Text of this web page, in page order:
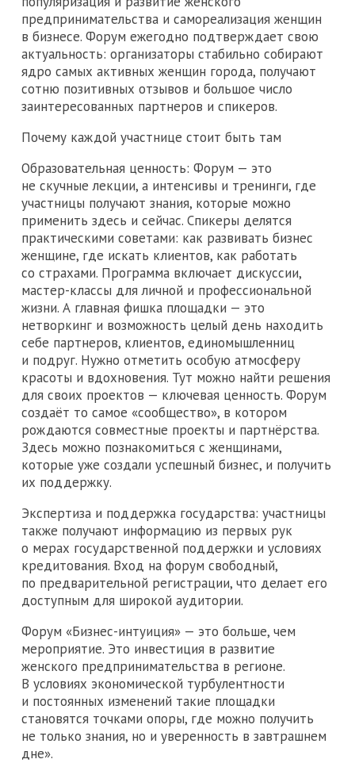
предпринимательства и самореализация женщин
в бизнесе. Форум ежегодно подтверждает свою
актуальность: организаторы стабильно собирают
ядро самых активных женщин города, получают
сотню позитивных отзывов и большое число
заинтересованных партнеров и спикеров.
Почему каждой участнице стоит быть там
Образовательная ценность: Форум — это
не скучные лекции, а интенсивы и тренинги, где
участницы получают знания, которые можно
применить здесь и сейчас. Спикеры делятся
практическими советами: как развивать бизнес
женщине, где искать клиентов, как работать
со страхами. Программа включает дискуссии,
мастер-классы для личной и профессиональной
жизни. А главная фишка площадки — это
нетворкинг и возможность целый день находить
себе партнеров, клиентов, единомышленниц
и подруг. Нужно отметить особую атмосферу
красоты и вдохновения. Тут можно найти решения
для своих проектов — ключевая ценность. Форум
создаёт то самое «сообщество», в котором
рождаются совместные проекты и партнёрства.
Здесь можно познакомиться с женщинами,
которые уже создали успешный бизнес, и получить
их поддержку.
Экспертиза и поддержка государства: участницы
также получают информацию из первых рук
о мерах государственной поддержки и условиях
кредитования. Вход на форум свободный,
по предварительной регистрации, что делает его
доступным для широкой аудитории.
Форум «Бизнес-интуиция» — это больше, чем
мероприятие. Это инвестиция в развитие
женского предпринимательства в регионе.
В условиях экономической турбулентности
и постоянных изменений такие площадки
становятся точками опоры, где можно получить
не только знания, но и уверенность в завтрашнем
дне».